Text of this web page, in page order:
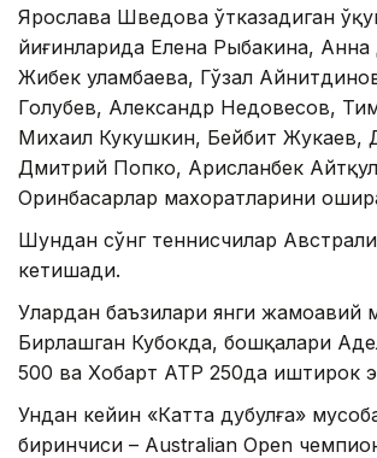
Ярослава Шведова ўтказадиган
йиғинларида Елена Рыбакина,
Жибек Қуламбаева, Гўзал
Голубев, Александр Недовесов,
Михаил Кукушкин, Бейбит Жукаев,
Дмитрий Попко, Арисланбек
Оринбасарлар махоратларини
Шундан сўнг теннисчилар
кетишади.
Улардан баъзилари янги жамоавий
Бирлашган Кубокда, бошқалари
500 ва Хобарт ATP 250да иштирок
Ундан кейин «Катта дубулға»
биринчиси – Australian Open